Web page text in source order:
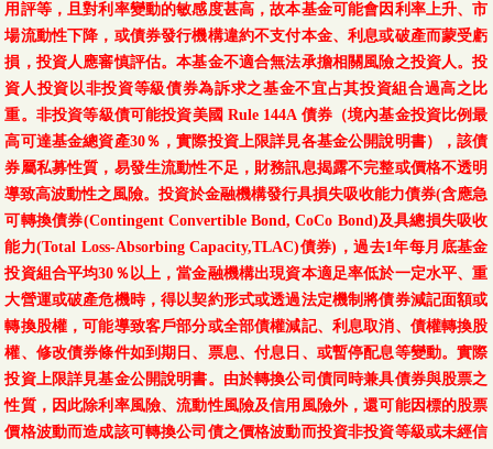
用評等，且對利率變動的敏感度甚高，故本基金可能會因利率上升、市
場流動性下降，或債券發行機構違約不支付本金、利息或破產而蒙受虧
損，投資人應審慎評估。本基金不適合無法承擔相關風險之投資人。投
資人投資以非投資等級債券為訴求之基金不宜占其投資組合過高之比
重。非投資等級債可能投資美國 Rule 144A 債券（境內基金投資比例最
高可達基金總資產30％，實際投資上限詳見各基金公開說明書），該債
券屬私募性質，易發生流動性不足，財務訊息揭露不完整或價格不透明
導致高波動性之風險。投資於金融機構發行具損失吸收能力債券(含應急
可轉換債券(Contingent Convertible Bond, CoCo Bond)及具總損失吸收
能力(Total Loss-Absorbing Capacity,TLAC)債券)，過去1年每月底基金
投資組合平均30％以上，當金融機構出現資本適足率低於一定水平、重
大營運或破產危機時，得以契約形式或透過法定機制將債券減記面額或
轉換股權，可能導致客戶部分或全部債權減記、利息取消、債權轉換股
權、修改債券條件如到期日、票息、付息日、或暫停配息等變動。實際
投資上限詳見基金公開說明書。由於轉換公司債同時兼具債券與股票之
性質，因此除利率風險、流動性風險及信用風險外，還可能因標的股票
價格波動而造成該可轉換公司債之價格波動而投資非投資等級或未經信